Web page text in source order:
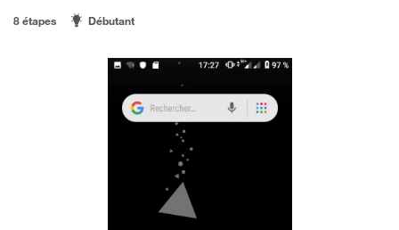
8 étapes Débutant